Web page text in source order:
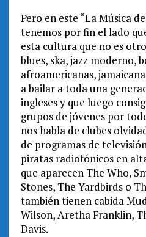
Pero en este “La Música
tenemos por fin el lado
esta cultura que no es
blues, ska, jazz moderno,
afroamericanas,
a bailar a toda una
ingleses y que luego
grupos de jóvenes por
nos habla de clubes
de programas de
piratas radiofónicos en
que aparecen The Who,
Stones, The Yardbirds o
también tienen cabida
Wilson, Aretha Franklin,
Davis.